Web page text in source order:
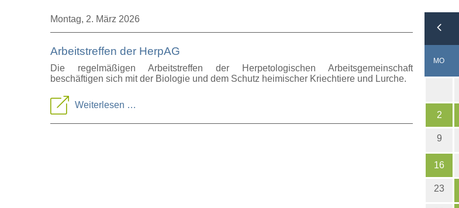
Montag, 2. März 2026
Arbeitstreffen der HerpAG
Die regelmäßigen Arbeitstreffen der Herpetologischen Arbeitsgemeinschaft
beschäftigen sich mit der Biologie und dem Schutz heimischer Kriechtiere und Lurche.
Weiterlesen …
der
MONTAG
2
9
16
23